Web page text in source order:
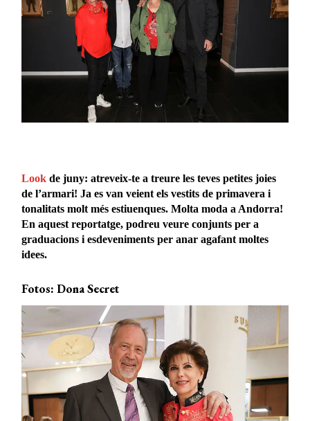
Look de juny: atreveix-te a treure les teves petites joies
de l’armari! Ja es van veient els vestits de primavera i
tonalitats molt més estiuenques.Molta moda a Andorra!
En aquest reportatge, podreu veure conjunts per a
graduacions i esdeveniments per anar agafant moltes
idees.
Fotos: Dona Secret